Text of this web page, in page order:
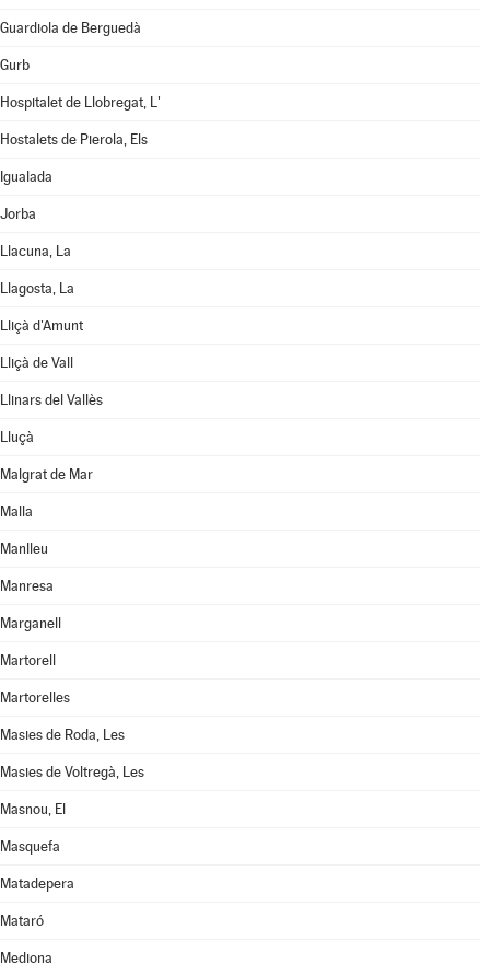
Guardiola de Berguedà
Gurb
Hospitalet de Llobregat, L'
Hostalets de Pierola, Els
Igualada
Jorba
Llacuna, La
Llagosta, La
Lliçà d'Amunt
Lliçà de Vall
Llinars del Vallès
Lluçà
Malgrat de Mar
Malla
Manlleu
Manresa
Marganell
Martorell
Martorelles
Masies de Roda, Les
Masies de Voltregà, Les
Masnou, El
Masquefa
Matadepera
Mataró
Mediona